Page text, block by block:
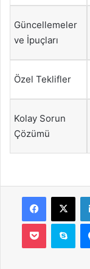
Güncellemeler
ve İpuçları
Özel Teklifler
Kolay Sorun
Çözümü
Facebook
X
Pocket